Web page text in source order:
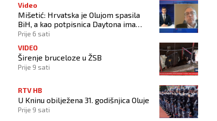
Video
Mišetić: Hrvatska je Olujom spasila
BiH, a kao potpisnica Daytona ima
puno pravo štititi hrvatski narod
Prije 6 sati
VIDEO
Širenje bruceloze u ŽSB
Prije 9 sati
RTV HB
U Kninu obilježena 31. godišnjica Oluje
Prije 9 sati